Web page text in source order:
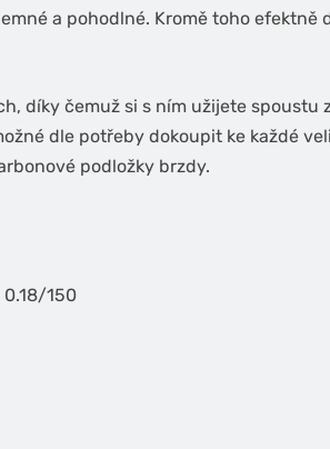
a pohodlné. Kromě toho efektně
díky čemuž si s ním užijete spoustu
dle potřeby dokoupit ke každé
podložky brzdy.
150